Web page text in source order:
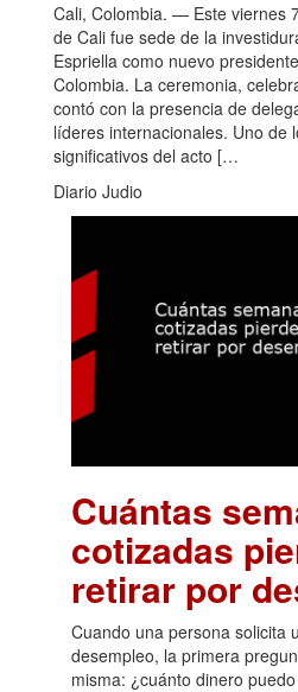
Cali, Colombia. — Este viernes
de Cali fue sede de la
Espriella como nuevo
Colombia. La ceremonia,
contó con la presencia de
líderes internacionales. Uno de
significativos del acto […
Diario Judio
Cuántas
cotizadas
retirar por
Cuando una persona solicita
desempleo, la primera
misma: ¿cuánto dinero